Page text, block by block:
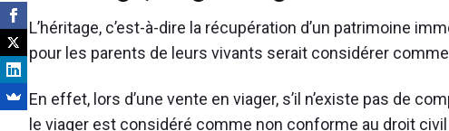
L’héritage, c’est-à-dire la récupération d’un patrimoine
pour les parents de leurs vivants serait considérer comme
En effet, lors d’une vente en viager, s’il n’existe pas de
le viager est considéré comme non conforme au droit